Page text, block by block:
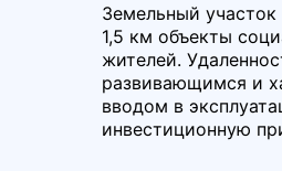
Земельный
1,5 км объекты
жителей.
развивающимся и
вводом в
инвестиционную